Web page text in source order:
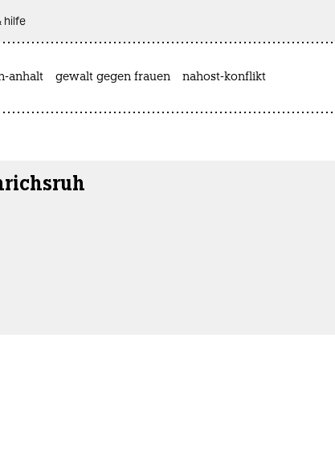
hilfe
anhalt gewalt gegen frauen nahost-konflikt